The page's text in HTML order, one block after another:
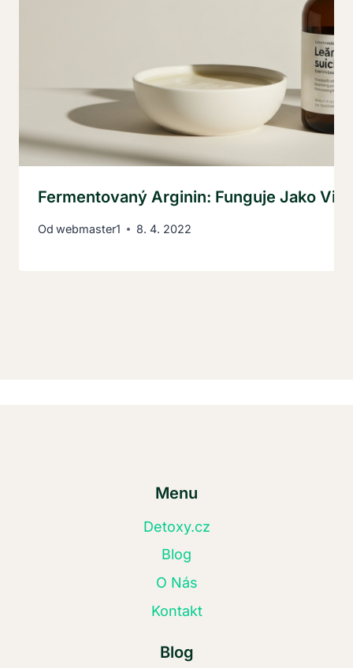
Fermentovaný Arginin: Funguje Jako
Od webmaster1 8. 4. 2022
Menu
Detoxy.cz
Blog
O Nás
Kontakt
Blog